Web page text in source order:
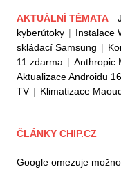
AKTUÁLNÍ TÉMATA
kyberútoky | Instalace
skládací Samsung |
11 zdarma | Anthropic
Aktualizace Androidu 16
TV | Klimatizace
ČLÁNKY CHIP.CZ
Google omezuje